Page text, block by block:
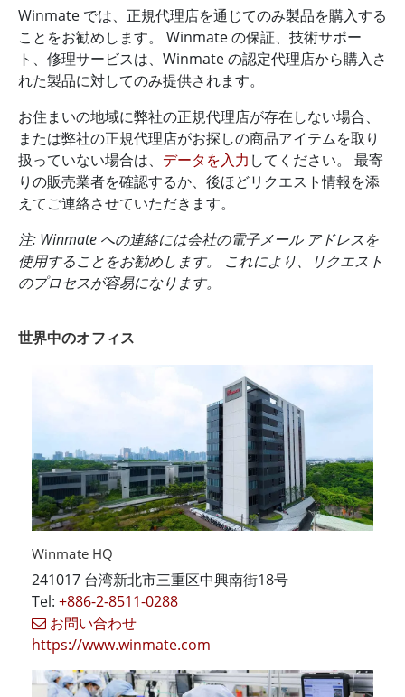
Winmate では、正規代理店を通じてのみ製品を購入する
ことをお勧めします。 Winmate の保証、技術サポー
ト、修理サービスは、Winmate の認定代理店から購入さ
れた製品に対してのみ提供されます。
お住まいの地域に弊社の正規代理店が存在しない場合、
または弊社の正規代理店がお探しの商品アイテムを取り
扱っていない場合は、 データを入力 してください。 最寄
りの販売業者を確認するか、後ほどリクエスト情報を添
えてご連絡させていただきます。
注: Winmate への連絡には会社の電子メール アドレスを
使用することをお勧めします。 これにより、リクエスト
のプロセスが容易になります。
世界中のオフィス
Winmate HQ
241017 台湾新北市三重区中興南街18号
Tel: +886-2-8511-0288
お問い合わせ
https://www.winmate.com